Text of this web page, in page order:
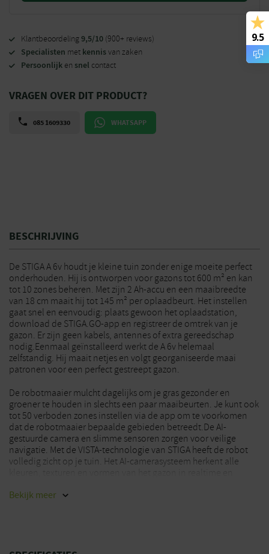
Klantbeoordeling9,5/10 (900+ reviews)
Specialisten met kennisvan zaken
Persoonlijk en snel contact
VRAGEN OVER DIT PRODUCT?
085 1609330 WHATSAPP
BESCHRIJVING
De STIGA A 6v houdt je kleine tuin zonder enige moeite perfect
onderhouden. Hij is ontworpen voor gazons tot 600 m² en kan
tot 10 zones beheren. Met zijn 2 Ah-accu en een maaibreedte
van 18 cm maait hij tot 145 m² per oplaadbeurt. Het instellen
gaat snel en eenvoudig: plaats gewoon het oplaadstation,
download de STIGA.GO-app en registreer de omtrek van je
gazon. Er zijn geen kabels, antennes of extra gereedschap
nodig.Eenmaal geïnstalleerd werkt de A 6v helemaal
zelfstandig. Hij maait netjes en volgt georganiseerde maai
patronen voor een perfect gestreept gazon.
De robotmaaier mulcht dagelijks om je gras gezonder en
groener te houden in slechts een paar maaibeurten. Je kunt ook
tot 50 verboden zones instellen via de app om te voorkomen
dat de robotmaaier bepaalde gebieden betreedt.De AI-
gestuurde camera en slimme sensoren zorgen voor veilige
navigatie. Met de VISTA-technologie van STIGA heeft de robot
volledig zicht op je tuin. Het AI-camerasysteem herkent alle
blijft en de omliggende oppervlakken met uitzonderlijke
Bekijk meer
9.5